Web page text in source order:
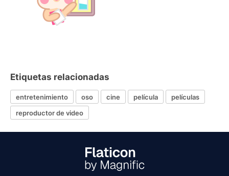
Etiquetas relacionadas
entretenimiento oso cine película
películas
reproductor de video